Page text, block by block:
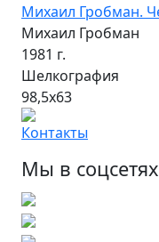
Михаил Гробман.
Михаил Гробман
1981 г.
Шелкография
98,5х63
Контакты
Мы в соцсетях